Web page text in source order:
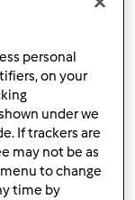
personal
on your
under we
If trackers are
may not be as
to change
time by